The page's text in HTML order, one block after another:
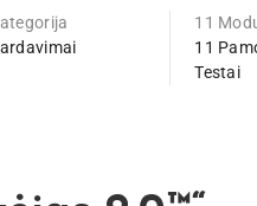
11
11
Testai